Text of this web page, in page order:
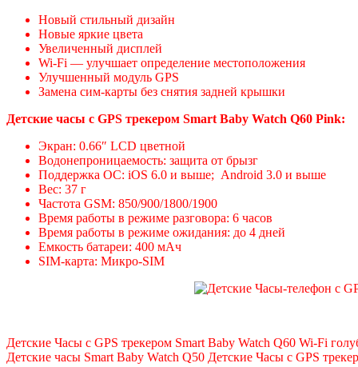
Новый стильный дизайн
Новые яркие цвета
Увеличенный дисплей
Wi-Fi — улучшает определение местоположения
Улучшенный модуль GPS
Замена сим-карты без снятия задней крышки
Детские часы с GPS трекером Smart Baby Watch Q60 Pink:
Экран: 0.66″ LCD цветной
Водонепроницаемость: защита от брызг
Поддержка ОС: iOS 6.0 и выше; Android 3.0 и выше
Вес: 37 г
Частота GSM: 850/900/1800/1900
Время работы в режиме разговора: 6 часов
Время работы в режиме ожидания: до 4 дней
Емкость батареи: 400 мАч
SIМ-карта: Микро-SIM
Детские Часы с GPS трекером Smart Baby Watch Q60 Wi-Fi
Детские часы Smart Baby Watch Q50 Детские Часы с GPS